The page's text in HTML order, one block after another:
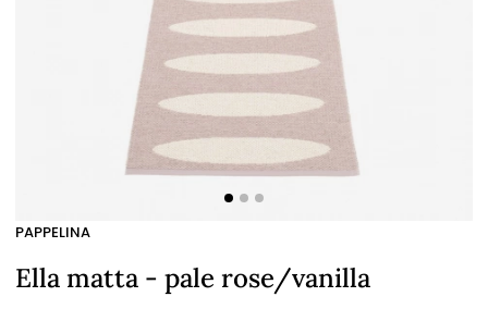
PAPPELINA
Ella matta - pale rose/vanilla